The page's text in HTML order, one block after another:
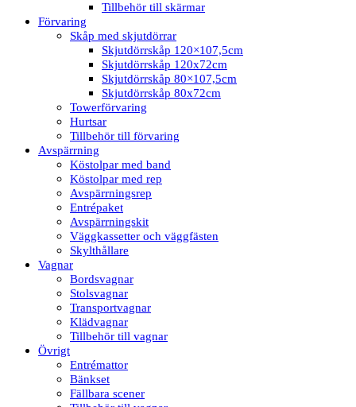
Tillbehör till skärmar
Förvaring
Skåp med skjutdörrar
Skjutdörrskåp 120×107,5cm
Skjutdörrskåp 120x72cm
Skjutdörrskåp 80×107,5cm
Skjutdörrskåp 80x72cm
Towerförvaring
Hurtsar
Tillbehör till förvaring
Avspärrning
Köstolpar med band
Köstolpar med rep
Avspärrningsrep
Entrépaket
Avspärrningskit
Väggkassetter och väggfästen
Skylthållare
Vagnar
Bordsvagnar
Stolsvagnar
Transportvagnar
Klädvagnar
Tillbehör till vagnar
Övrigt
Entrémattor
Bänkset
Fällbara scener